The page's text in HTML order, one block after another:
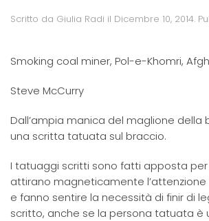
Scritto da Giulia Radi il Dicembre 10, 2014.
Smoking coal miner, Pol-e-Khomri,
Steve McCurry
Dall’ampia manica del maglione della
una scritta tatuata sul braccio.
I tatuaggi scritti sono fatti apposta per
attirano magneticamente l’attenzione
e fanno sentire la necessità di finir di
scritto, anche se la persona tatuata è